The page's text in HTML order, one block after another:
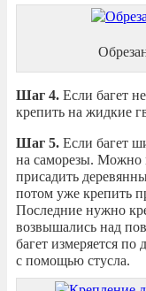
Шаг 4. Если багет
крепить на жидкие
Шаг 5. Если багет
на саморезы. Можно
присадить
потом уже крепить
Последние нужно
возвышались над
багет измеряется по
с помощью стусла.